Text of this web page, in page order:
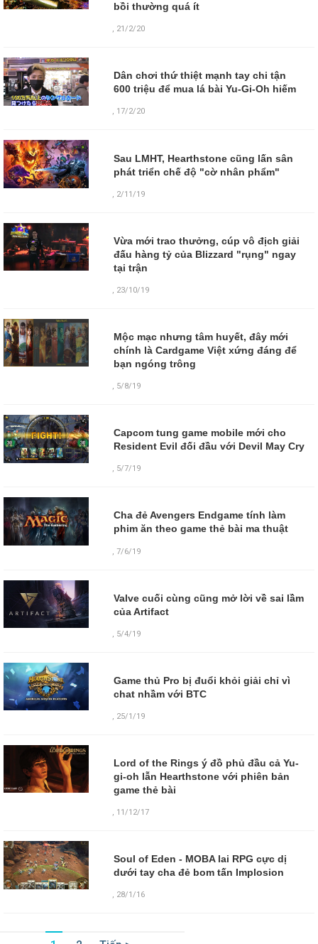
bồi thường quá ít
, 21/2/20
Dân chơi thứ thiệt mạnh tay chi tận
600 triệu để mua lá bài Yu-Gi-Oh hiếm
, 17/2/20
Sau LMHT, Hearthstone cũng lấn sân
phát triển chế độ "cờ nhân phẩm"
, 2/11/19
Vừa mới trao thưởng, cúp vô địch giải
đấu hàng tỷ của Blizzard "rụng" ngay
tại trận
, 23/10/19
Mộc mạc nhưng tâm huyết, đây mới
chính là Cardgame Việt xứng đáng để
bạn ngóng trông
, 5/8/19
Capcom tung game mobile mới cho
Resident Evil đối đầu với Devil May Cry
, 5/7/19
Cha đẻ Avengers Endgame tính làm
phim ăn theo game thẻ bài ma thuật
,7/6/19
Valve cuối cùng cũng mở lời về sai lầm
của Artifact
, 5/4/19
Game thủ Pro bị đuổi khỏi giải chỉ vì
chat nhầm với BTC
, 25/1/19
Lord of the Rings ý đồ phủ đầu cả Yu-
gi-oh lẫn Hearthstone với phiên bản
game thẻ bài
, 11/12/17
Soul of Eden - MOBA lai RPG cực dị
dưới tay cha đẻ bom tấn Implosion
, 28/1/16